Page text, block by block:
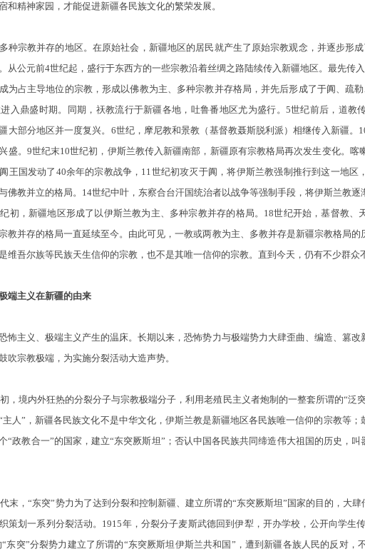
和精神家园，才能促进新疆各民族文化的繁荣发展。
宗教并存的地区。在原始社会，新疆地区的居民就产生了原始宗教观念，并逐步形
从公元前4世纪起，盛行于东西方的一些宗教沿着丝绸之路陆续传入新疆地区。最先传
为占主导地位的宗教，形成以佛教为主、多种宗教并存格局，并先后形成了于阗、疏
入鼎盛时期。同期，祆教流行于新疆各地，吐鲁番地区尤为盛行。5世纪前后，道教
大部分地区并一度复兴。6世纪，摩尼教和景教（基督教聂斯脱利派）相继传入新疆。
盛。9世纪末10世纪初，伊斯兰教传入新疆南部，新疆原有宗教格局再次发生变化。喀
王国发动了40余年的宗教战争，11世纪初攻灭于阗，将伊斯兰教强制推行到这一地区
佛教并立的格局。14世纪中叶，东察合台汗国统治者以战争等强制手段，将伊斯兰教
初，新疆地区形成了以伊斯兰教为主、多种宗教并存的格局。18世纪开始，基督教、
教并存的格局一直延续至今。由此可见，一教或两教为主、多教并存是新疆宗教格局
维吾尔族等民族天生信仰的宗教，也不是其唯一信仰的宗教。直到今天，仍有不少群众
主义在新疆的由来
主义、极端主义产生的温床。长期以来，恐怖势力与极端势力大肆歪曲、编造、篡改
吹宗教极端，为实施分裂活动大造声势。
境内外狂热的分裂分子与宗教极端分子，利用老殖民主义者炮制的一整套所谓的“泛
人”，新疆各民族文化不是中华文化，伊斯兰教是新疆地区各民族唯一信仰的宗教等
“政教合一”的国家，建立“东突厥斯坦”；否认中国各民族共同缔造伟大祖国的历史，叫
，“东突”势力为了达到分裂和控制新疆、建立所谓的“东突厥斯坦”国家的目的，大肆
策划一系列分裂活动。1915年，分裂分子麦斯武德回到伊犁，开办学校，公开向学生
“东突”分裂势力建立了所谓的“东突厥斯坦伊斯兰共和国”，遭到新疆各族人民的反对，